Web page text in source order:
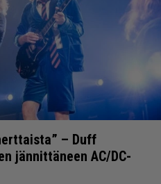
– Duff
jännittäneen AC/DC-